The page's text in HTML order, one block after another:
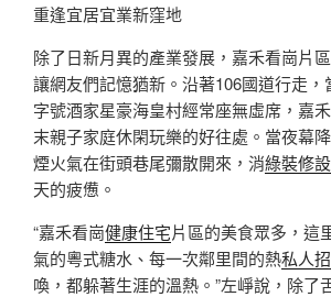
重逢宜居宜業新窪地
除了日新月異的產業發展，嘉禾看崗片
讓網友們記憶猶新。沿著106國道行走
字號酒家星豪海皇村經常座無虛席，嘉
末親子家庭休閑玩樂的好往處。當夜幕
煙火氣在街頭巷尾彌散開來，消綠裝修
天的疲憊。
“嘉禾看崗健康住宅片區的美食眾多，這
氣的粵式糖水、每一次鄰里間的熱私人
喚，都躲著生涯的溫熱。”左崢說，除了